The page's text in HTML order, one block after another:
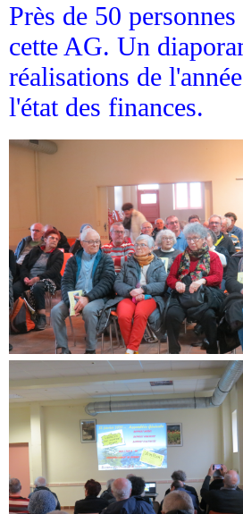
Près de 50
cette AG. Un
réalisations de
l'état des finances.